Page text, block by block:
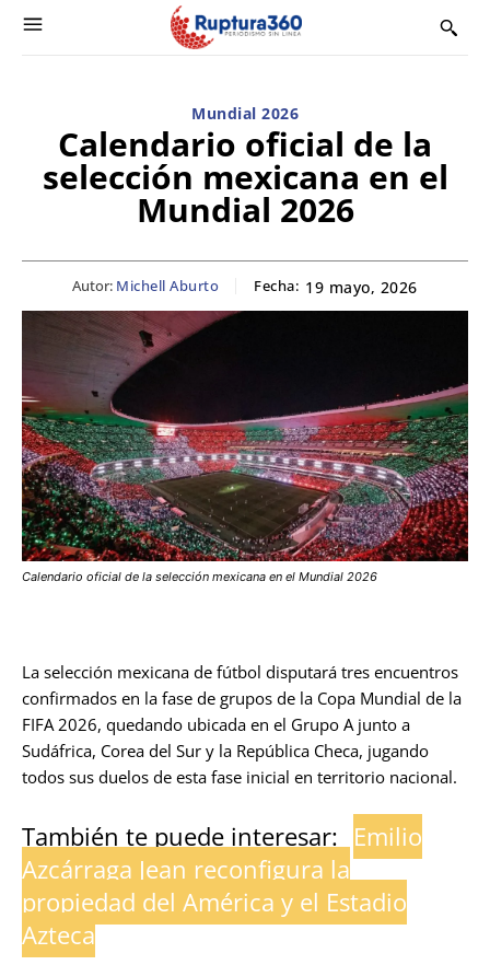
Mundial 2026
Calendario oficial de la
selección mexicana en el
Mundial 2026
Autor: Michell Aburto Fecha: 19 mayo, 2026
Calendario oficial de la selección mexicana en el Mundial 2026
La selección mexicana de fútbol disputará tres encuentros
confirmados en la fase de grupos de la Copa Mundial de la
FIFA 2026, quedando ubicada en el Grupo A junto a
Sudáfrica, Corea del Sur y la República Checa, jugando
todos sus duelos de esta fase inicial en territorio nacional.
También te puede interesar: Emilio
Azcárraga Jean reconfigura la
propiedad del América y el Estadio
Azteca